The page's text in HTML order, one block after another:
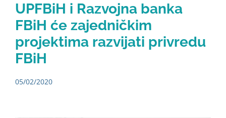
UPFBiH i Razvojna banka
FBiH će zajedničkim
projektima razvijati privredu
FBiH
05/02/2020